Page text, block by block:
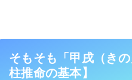
そもそも「甲戌（き
柱推命の基本】